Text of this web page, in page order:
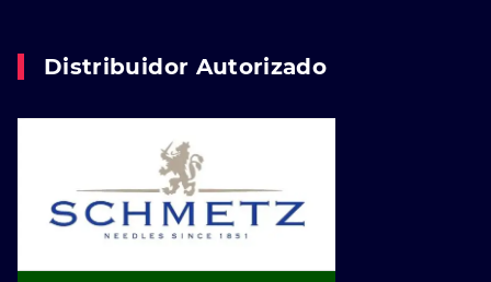
Distribuidor Autorizado